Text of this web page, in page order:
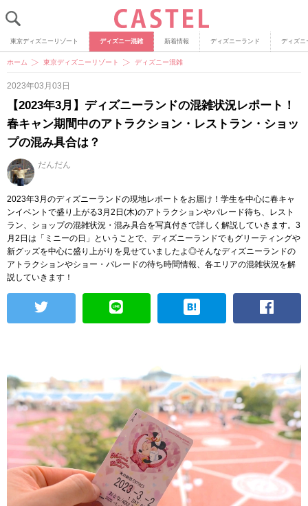
東京ディズニーリゾート ディズニー混雑 新着情報 ディズニーランド ディズニ
ホーム 東京ディズニーリゾート ディズニー混雑
2023年03月03日
【2023年3月】ディズニーランドの混雑状況レポート！
春キャン期間中のアトラクション・レストラン・ショッ
プの混み具合は？
だんだん
2023年3月のディズニーランドの現地レポートをお届け！学生を中心に春キャ
ンイベントで盛り上がる3月2日(木)のアトラクションやパレード待ち、レスト
ラン、ショップの混雑状況・混み具合を写真付きで詳しく解説していきます。3
月2日は「ミニーの日」ということで、ディズニーランドでもグリーティングや
新グッズを中心に盛り上がりを見せていましたよ◎そんなディズニーランドの
アトラクションやショー・パレードの待ち時間情報、各エリアの混雑状況を解
説していきます！